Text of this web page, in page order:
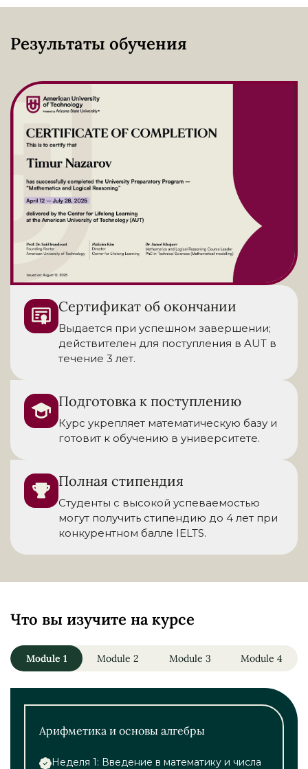
Результаты обучения
Сертификат об окончании
Выдается при успешном завершении;
действителен для поступления в AUT в
течение 3 лет.
Подготовка к поступлению
Курс укрепляет математическую базу и
готовит к обучению в университете.
Полная стипендия
Студенты с высокой успеваемостью
могут получить стипендию до 4 лет при
конкурентном балле IELTS.
Что вы изучите на курсе
Module 1 Module 2 Module 3 Module 4
Арифметика и основы алгебры
Неделя 1: Введение в математику и числа